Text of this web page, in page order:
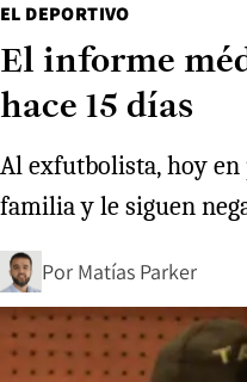
EL DEPORTIVO
El informe
hace 15 días
Al exfutbolista, hoy en
familia y le siguen
Por Matías Parker